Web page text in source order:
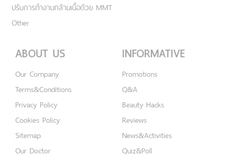
ปรับการทำงานกล้ามเนื้อด้วย MMT
Other
ABOUT US
Our Company
Terms&Conditions
Privacy Policy
Cookies Policy
Sitemap
Our Doctor
INFORMATIVE
Promotions
Q&A
Beauty Hacks
Reviews
News&Activities
Quiz&Poll